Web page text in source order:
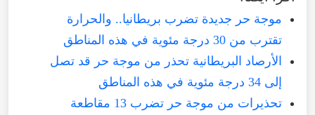
موجة حر جديدة تضرب بريطانيا.. والحرارة
تقترب من 30 درجة مئوية في هذه المناطق
الأرصاد البريطانية تحذر من موجة حر قد تصل
إلى 34 درجة مئوية في هذه المناطق
تحذيرات من موجة حر تضرب 13 مقاطعة